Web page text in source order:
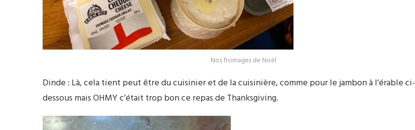
Nos fromages de Noël
Dinde : Là, cela tient peut être du cuisinier et de la cuisinière, comme pour le jambon à l’érable ci-
dessous mais OHMY c’était trop bon ce repas de Thanksgiving.